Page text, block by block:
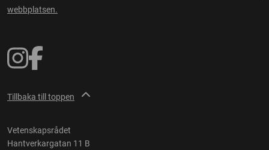
webbplatsen.
Tillbaka till toppen
Vetenskapsrådet
Hantverkargatan 11 B